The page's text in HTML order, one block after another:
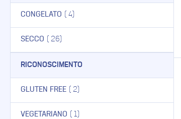
CONGELATO 4 ELEMENTO
SECCO 26 ELEMENTO
RICONOSCIMENTO
GLUTEN FREE 2 ELEMENTO
VEGETARIANO 1ELEMENTO